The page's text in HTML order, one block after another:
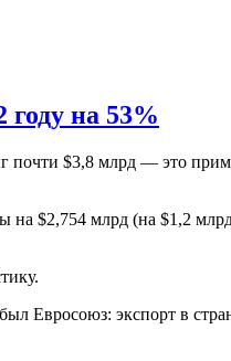
году на 53%
почти $3,8 млрд — это
на $2,754 млрд (на $1,2
Евросоюз: экспорт в